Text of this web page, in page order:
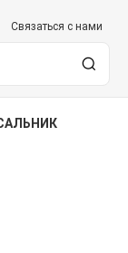
Связаться с нами